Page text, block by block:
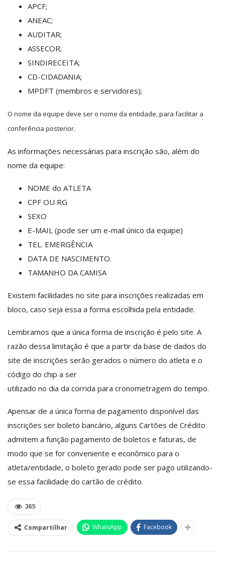
APCF;
ANEAC;
AUDITAR;
ASSECOR;
SINDIRECEITA;
CD-CIDADANIA;
MPDFT (membros e servidores);
O nome da equipe deve ser o nome da entidade, para facilitar a
conferência posterior.
As informações necessárias para inscrição são, além do
nome da equipe:
NOME do ATLETA
CPF OU RG
SEXO
E-MAIL (pode ser um e-mail único da equipe)
TEL. EMERGÊNCIA
DATA DE NASCIMENTO.
TAMANHO DA CAMISA
Existem facilidades no site para inscrições realizadas em
bloco, caso seja essa a forma escolhida pela entidade.
Lembramos que a única forma de inscrição é pelo site. A
razão dessa limitação é que a partir da base de dados do
site de inscrições serão gerados o número do atleta e o
código do chip a ser
utilizado no dia da corrida para cronometragem do tempo.
Apensar de a única forma de pagamento disponível das
inscrições ser boleto bancário, alguns Cartões de Crédito
admitem a função pagamento de boletos e faturas, de
modo que se for conveniente e econômico para o
atleta/entidade, o boleto gerado pode ser pago utilizando-
se essa facilidade do cartão de crédito.
365
Compartilhar WhatsApp Facebook